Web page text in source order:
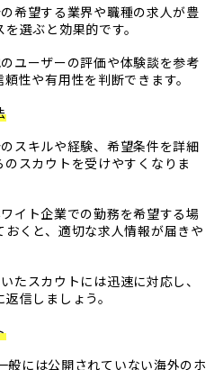
希望する業界や職種の求人が豊
選ぶと効果的です。
ユーザーの評価や体験談を参考
性や有用性を判断できます。
スキルや経験、希望条件を詳細
スカウトを受けやすくなりま
イト企業での勤務を希望する場
くと、適切な求人情報が届きや
たスカウトには迅速に対応し、
信しましょう。
般には公開されていない海外のホ